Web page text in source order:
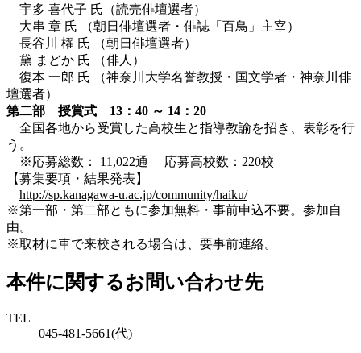
宇多 喜代子 氏（読売俳壇選者）
大串 章 氏 （朝日俳壇選者・俳誌「百鳥」主宰）
長谷川 櫂 氏 （朝日俳壇選者）
黛 まどか 氏 （俳人）
復本 一郎 氏 （神奈川大学名誉教授・国文学者・神奈川俳
壇選者）
第二部 授賞式 13：40 ～ 14：20
全国各地から受賞した高校生と指導教諭を招き、表彰を行
う。
※応募総数： 11,022通 応募高校数：220校
【募集要項・結果発表】
http://sp.kanagawa-u.ac.jp/community/haiku/
※第一部・第二部ともに参加無料・事前申込不要。参加自
由。
※取材に車で来校される場合は、要事前連絡。
本件に関するお問い合わせ先
TEL
045-481-5661(代)